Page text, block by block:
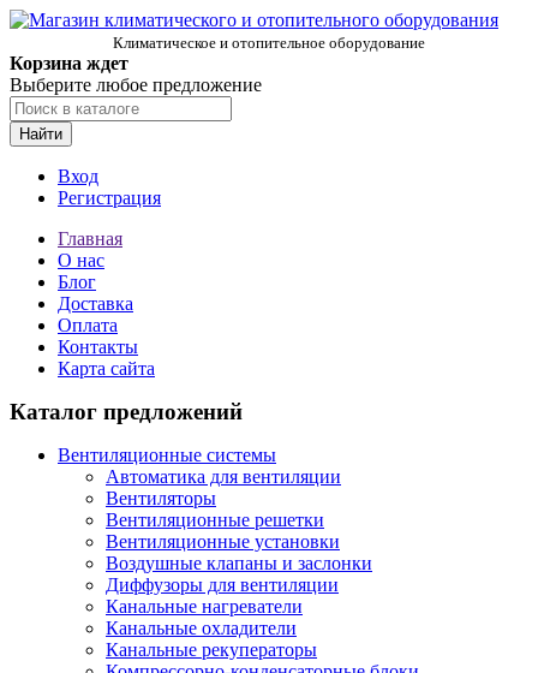
Климатическое и отопительное оборудование
Корзина ждет
Выберите любое предложение
Найти
Вход
Регистрация
Главная
О нас
Блог
Доставка
Оплата
Контакты
Карта сайта
Каталог предложений
Вентиляционные системы
Автоматика для вентиляции
Вентиляторы
Вентиляционные решетки
Вентиляционные установки
Воздушные клапаны и заслонки
Диффузоры для вентиляции
Канальные нагреватели
Канальные охладители
Канальные рекуператоры